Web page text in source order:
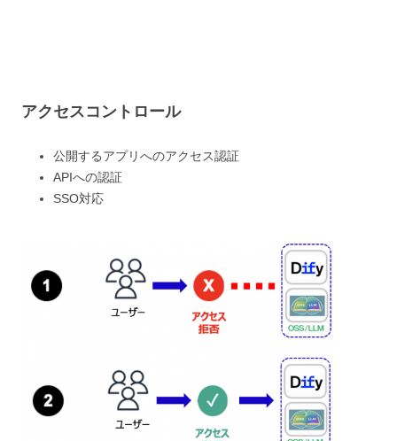
アクセスコントロール
公開するアプリへのアクセス認証
APIへの認証
SSO対応